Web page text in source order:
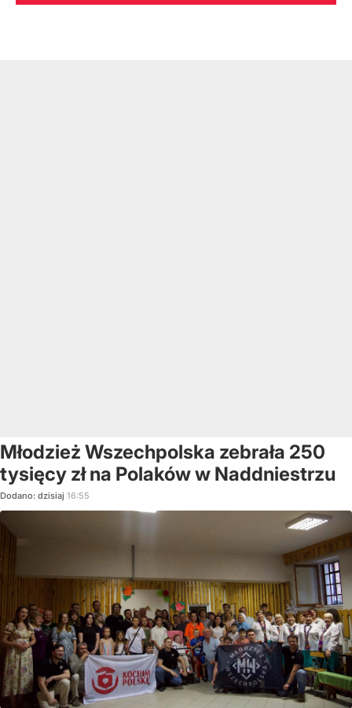
Młodzież Wszechpolska zebrała 250
tysięcy zł na Polaków w Naddniestrzu
Dodano: dzisiaj 16:55